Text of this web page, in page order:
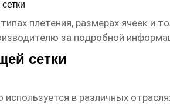
плетения, размерах ячеек и
за подробной
сетки
используется в различных